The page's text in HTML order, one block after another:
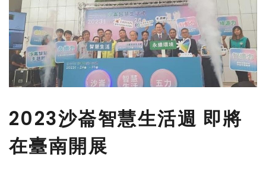
刊登
2023沙崙智慧生活週 即將
在臺南開展